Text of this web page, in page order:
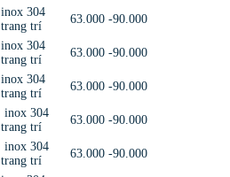
inox 304
trang trí
63.000 -90.000
inox 304
trang trí
63.000 -90.000
inox 304
trang trí
63.000 -90.000
inox 304
trang trí
63.000 -90.000
inox 304
trang trí
63.000 -90.000